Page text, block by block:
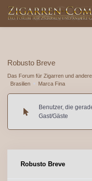
Robusto Breve
Das Forum für Zigarren und
Brasilien
Marca Fina
Benutzer, die
Gast/Gäste
Robusto Breve